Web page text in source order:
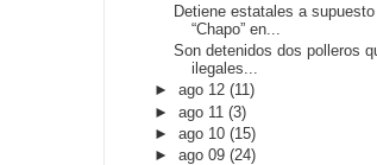
Detiene estatales a supuesto
“Chapo” en...
Son detenidos dos polleros
ilegales...
►ago 12(11)
►ago 11(3)
►ago 10(15)
►ago 09(24)